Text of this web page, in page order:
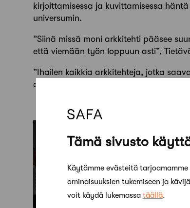
Tämä sivusto
Käytämme evästeitä
ominaisuuksien tukemiseen ja
voit käydä lukemassa täällä.
kirjoittamisessa ja kuvittamisessa
universumin.
”Siinä missä moni arkkitehti pääsee
että viemään työn loppuun asti”,
”Ihailen kaikkia arkkitehteja, jotka
oloisia rakennuksia tai alueita.”